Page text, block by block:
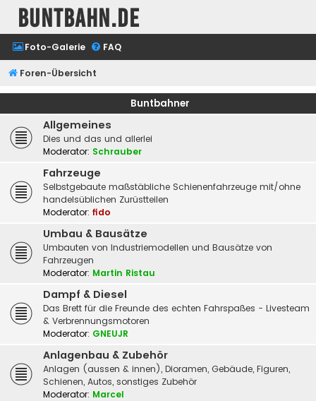
buntbahn.de
Foto-Galerie FAQ
Foren-Übersicht
Buntbahner
Allgemeines
Dies und das und allerlei
Moderator: Schrauber
Fahrzeuge
Selbstgebaute maßstäbliche Schienenfahrzeuge mit/ohne
handelsüblichen Zurüstteilen
Moderator: fido
Umbau & Bausätze
Umbauten von Industriemodellen und Bausätze von
Fahrzeugen
Moderator: Martin Ristau
Dampf & Diesel
Das Brett für die Freunde des echten Fahrspaßes - Livesteam
& Verbrennungsmotoren
Moderator: GNEUJR
Anlagenbau & Zubehör
Anlagen (aussen & innen), Dioramen, Gebäude, Figuren,
Schienen, Autos, sonstiges Zubehör
Moderator: Marcel